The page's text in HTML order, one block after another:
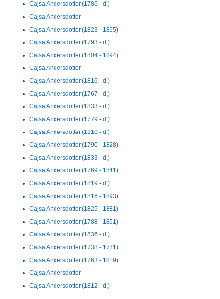
Cajsa Andersdotter (1786 - d.)
Cajsa Andersdotter
Cajsa Andersdotter (1823 - 1865)
Cajsa Andersdotter (1793 - d.)
Cajsa Andersdotter (1804 - 1894)
Cajsa Andersdotter
Cajsa Andersdotter (1816 - d.)
Cajsa Andersdotter (1767 - d.)
Cajsa Andersdotter (1833 - d.)
Cajsa Andersdotter (1779 - d.)
Cajsa Andersdotter (1810 - d.)
Cajsa Andersdotter (1790 - 1828)
Cajsa Andersdotter (1833 - d.)
Cajsa Andersdotter (1769 - 1841)
Cajsa Andersdotter (1819 - d.)
Cajsa Andersdotter (1816 - 1893)
Cajsa Andersdotter (1825 - 1881)
Cajsa Andersdotter (1788 - 1851)
Cajsa Andersdotter (1836 - d.)
Cajsa Andersdotter (1738 - 1781)
Cajsa Andersdotter (1763 - 1819)
Cajsa Andersdotter
Cajsa Andersdotter (1812 - d.)